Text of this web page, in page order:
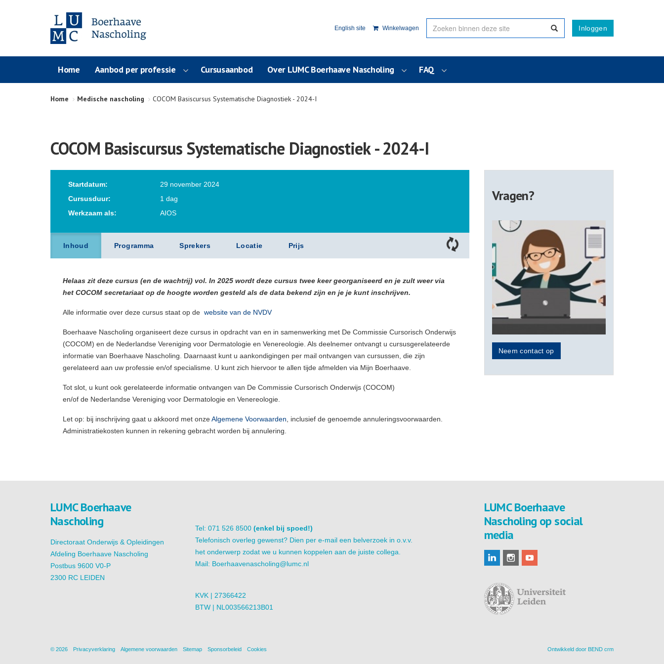
Inloggen
English site Winkelwagen
Home Aanbod per professie Cursusaanbod Over LUMC Boerhaave Nascholing FAQ
Home Medische nascholing COCOM Basiscursus Systematische Diagnostiek - 2024-I
COCOM Basiscursus Systematische Diagnostiek - 2024-I
Startdatum:
29 november 2024
Cursusduur:
1 dag
Werkzaam als:
AIOS
Inhoud Programma Sprekers Locatie Prijs
Helaas zit deze cursus (en de wachtrij) vol. In 2025 wordt deze cursus twee keer georganiseerd en je zult weer via
het COCOM secretariaat op de hoogte worden gesteld als de data bekend zijn en je je kunt inschrijven.
Alle informatie over deze cursus staat op de website van de NVDV
Boerhaave Nascholing organiseert deze cursus in opdracht van en in samenwerking met De Commissie Cursorisch Onderwijs
(COCOM) en de Nederlandse Vereniging voor Dermatologie en Venereologie. Als deelnemer ontvangt u cursusgerelateerde
informatie van Boerhaave Nascholing. Daarnaast kunt u aankondigingen per mail ontvangen van cursussen, die zijn
gerelateerd aan uw professie en/of specialisme. U kunt zich hiervoor te allen tijde afmelden via Mijn Boerhaave.
Tot slot, u kunt ook gerelateerde informatie ontvangen van De Commissie Cursorisch Onderwijs (COCOM)
en/of de Nederlandse Vereniging voor Dermatologie en Venereologie.
Let op: bij inschrijving gaat u akkoord met onzeAlgemene Voorwaarden , inclusief de genoemde annuleringsvoorwaarden.
Administratiekosten kunnen in rekening gebracht worden bij annulering.
Vragen?
Neem contact op
LUMC Boerhaave
Nascholing
Directoraat Onderwijs & Opleidingen
Afdeling Boerhaave Nascholing
Postbus 9600 V0-P
2300 RC LEIDEN
Tel: 071 526 8500 (enkel bij spoed!)
Telefonisch overleg gewenst? Dien per e-mail een belverzoek in o.v.v.
het onderwerp zodat we u kunnen koppelen aan de juiste collega.
Mail: Boerhaavenascholing@lumc.nl
KVK | 27366422
BTW | NL003566213B01
LUMC Boerhaave
Nascholing op social
media
© 2026 Privacyverklaring Algemene voorwaarden Sitemap Sponsorbeleid Cookies Ontwikkeld door BEND crm